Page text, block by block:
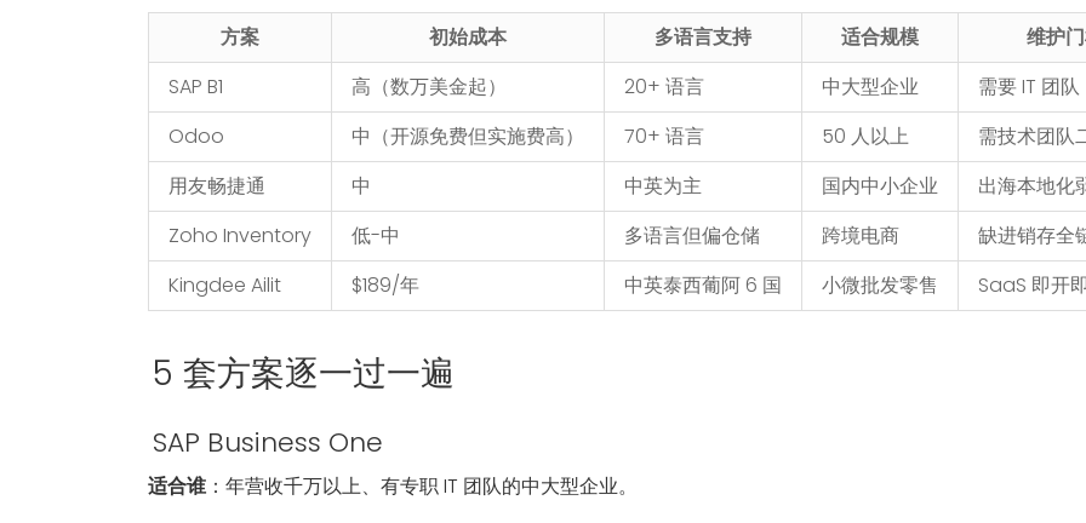
方案 初始成本 多语言支持 适合规模
维护
SAP B1
高（数万美金起） 20+ 语言 中大型企业
需要 IT 团队
Odoo
中（开源免费但实施费高） 70+ 语言 50 人以上
需技术团队
用友畅捷通
中 中英为主 国内中小企业
出海本地化
Zoho Inventory
低-中 多语言但偏仓储 跨境电商
缺进销存全
Kingdee Ailit
$189/年 中英泰西葡阿 6 国 小微批发零售 SaaS 即开
5 套方案逐一过一遍
SAP Business One
适合谁 ：年营收千万以上、有专职 IT 团队的中大型企业。